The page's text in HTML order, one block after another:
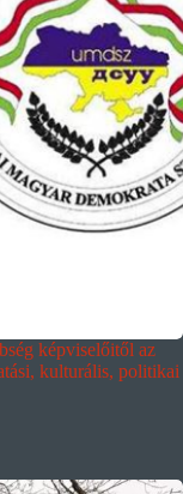
képviselőitől az
kulturális, politikai